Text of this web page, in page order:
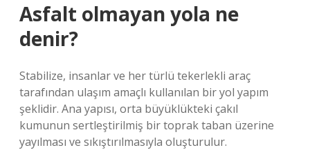
Asfalt olmayan yola ne
denir?
Stabilize, insanlar ve her türlü tekerlekli araç
tarafından ulaşım amaçlı kullanılan bir yol yapım
şeklidir. Ana yapısı, orta büyüklükteki çakıl
kumunun sertleştirilmiş bir toprak taban üzerine
yayılması ve sıkıştırılmasıyla oluşturulur.